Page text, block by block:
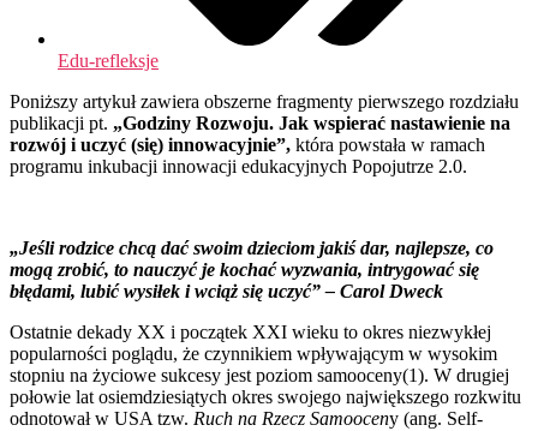
Edu-refleksje
Poniższy artykuł zawiera obszerne fragmenty pierwszego rozdziału
publikacji pt. „Godziny Rozwoju. Jak wspierać nastawienie na
rozwój i uczyć (się) innowacyjnie”, która powstała w ramach
programu inkubacji innowacji edukacyjnych Popojutrze 2.0.
„Jeśli rodzice chcą dać swoim dzieciom jakiś dar, najlepsze, co
mogą zrobić, to nauczyć je kochać wyzwania, intrygować się
błędami, lubić wysiłek i wciąż się uczyć” – Carol Dweck
Ostatnie dekady XX i początek XXI wieku to okres niezwykłej
popularności poglądu, że czynnikiem wpływającym w wysokim
stopniu na życiowe sukcesy jest poziom samooceny(1). W drugiej
połowie lat osiemdziesiątych okres swojego największego rozkwitu
odnotował w USA tzw. Ruch na Rzecz Samooceny (ang. Self-